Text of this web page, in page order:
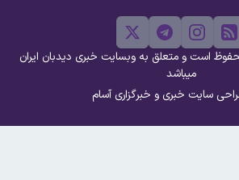
است و متعلق به وبسایت خبری دیدبان ایران
میباشد
سایت خبری و خبرگزاری آسام